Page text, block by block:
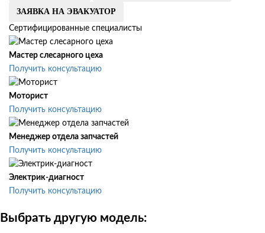
ЗАЯВКА НА ЭВАКУАТОР
Сертифицированные специалисты
Мастер слесарного цеха
Получить консультацию
Моторист
Получить консультацию
Менеджер отдела запчастей
Получить консультацию
Электрик-диагност
Получить консультацию
Выбрать другую модель: